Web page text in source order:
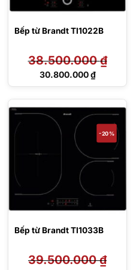
Bếp từ Brandt TI1022B
38.500.000₫
Giá
38.500.000 ₫.
30.800.000₫
Giá
là:
30.800.000 ₫.
-20%
Bếp từ Brandt TI1033B
39.500.000₫